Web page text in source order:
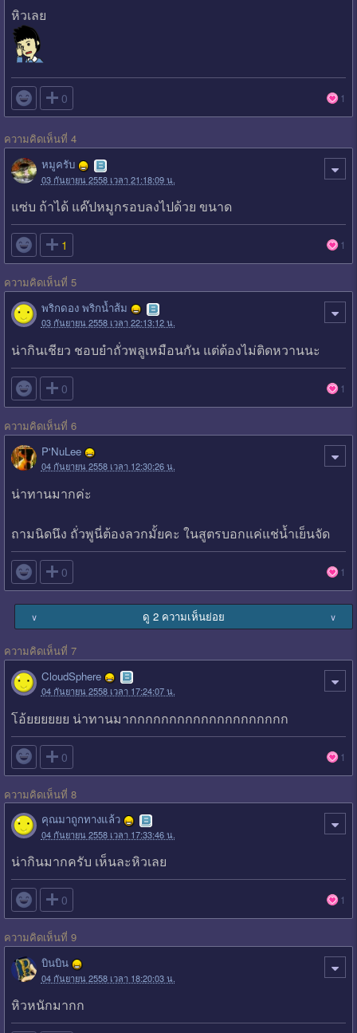
หิวเลย
 0 1
ความคิดเห็นที่ 4
หมูครับ
03 กันยายน 2558 เวลา 21:18:09 น.
แซ่บ ถ้าได้ แค๊ปหมูกรอบลงไปด้วย ขนาด
 1 1
ความคิดเห็นที่ 5
พริกดอง พริกน้ำส้ม
03 กันยายน 2558 เวลา 22:13:12 น.
น่ากินเชียว ชอบยำถั่วพลูเหมือนกัน แต่ต้องไม่ติดหวานนะ
 0 1
ความคิดเห็นที่ 6
P'NuLee
04 กันยายน 2558 เวลา 12:30:26 น.
น่าทานมากค่ะ
ถามนิดนึง ถั่วพูนี่ต้องลวกมั้ยคะ ในสูตรบอกแค่แช่น้ำเย็นจัด
 0 1
∨ ดู 2 ความเห็นย่อย ∨
ความคิดเห็นที่ 7
CloudSphere
04 กันยายน 2558 เวลา 17:24:07 น.
โอ้ยยยยยย น่าทานมากกกกกกกกกกกกกกกกกกกก
 0 1
ความคิดเห็นที่ 8
คุณมาถูกทางแล้ว
04 กันยายน 2558 เวลา 17:33:46 น.
น่ากินมากครับ เห็นละหิวเลย
 0 1
ความคิดเห็นที่ 9
บินบิน
04 กันยายน 2558 เวลา 18:20:03 น.
หิวหนักมากก